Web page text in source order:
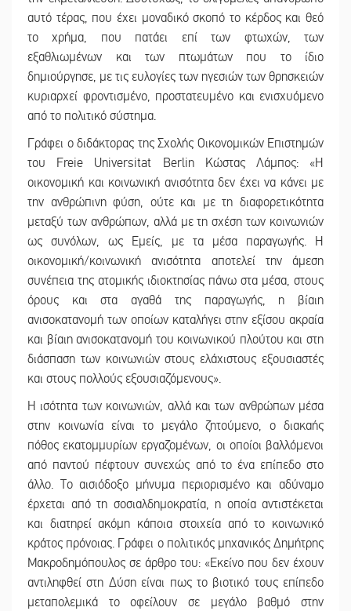
αυτό τέρας, που έχει μοναδικό σκοπό το κέρδος και θεό
το χρήμα, που πατάει επί των φτωχών, των
εξαθλιωμένων και των πτωμάτων που το ίδιο
δημιούργησε, με τις ευλογίες των ηγεσιών των θρησκειών
κυριαρχεί φροντισμένο, προστατευμένο και ενισχυόμενο
από το πολιτικό σύστημα.
Γράφει ο διδάκτορας της Σχολής Οικονομικών Επιστημών
του Freie Universitat Berlin Κώστας Λάμπος: «Η
οικονομική και κοινωνική ανισότητα δεν έχει να κάνει με
την ανθρώπινη φύση, ούτε και με τη διαφορετικότητα
μεταξύ των ανθρώπων, αλλά με τη σχέση των κοινωνιών
ως συνόλων, ως Εμείς, με τα μέσα παραγωγής. Η
οικονομική/κοινωνική ανισότητα αποτελεί την άμεση
συνέπεια της ατομικής ιδιοκτησίας πάνω στα μέσα, στους
όρους και στα αγαθά της παραγωγής, η βίαιη
ανισοκατανομή των οποίων καταλήγει στην εξίσου ακραία
και βίαιη ανισοκατανομή του κοινωνικού πλούτου και στη
διάσπαση των κοινωνιών στους ελάχιστους εξουσιαστές
και στους πολλούς εξουσιαζόμενους».
Η ισότητα των κοινωνιών, αλλά και των ανθρώπων μέσα
στην κοινωνία είναι το μεγάλο ζητούμενο, ο διακαής
πόθος εκατομμυρίων εργαζομένων, οι οποίοι βαλλόμενοι
από παντού πέφτουν συνεχώς από το ένα επίπεδο στο
άλλο. Το αισιόδοξο μήνυμα περιορισμένο και αδύναμο
έρχεται από τη σοσιαλδημοκρατία, η οποία αντιστέκεται
και διατηρεί ακόμη κάποια στοιχεία από το κοινωνικό
κράτος πρόνοιας. Γράφει ο πολιτικός μηχανικός Δημήτρης
Μακροδημόπουλος σε άρθρο του: «Εκείνο που δεν έχουν
αντιληφθεί στη Δύση είναι πως το βιοτικό τους επίπεδο
μεταπολεμικά το οφείλουν σε μεγάλο βαθμό στην